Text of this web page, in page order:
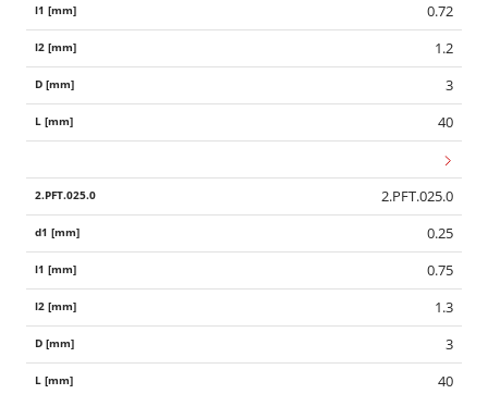
0.72
1.2
3
40
2.PFT.025.0
0.25
0.75
1.3
3
40